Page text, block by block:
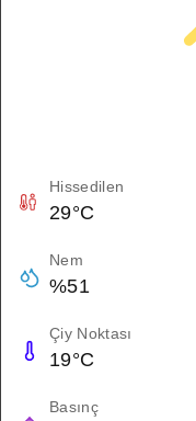
Hissedilen
29°C
Nem
%51
Çiy Noktası
19°C
Basınç